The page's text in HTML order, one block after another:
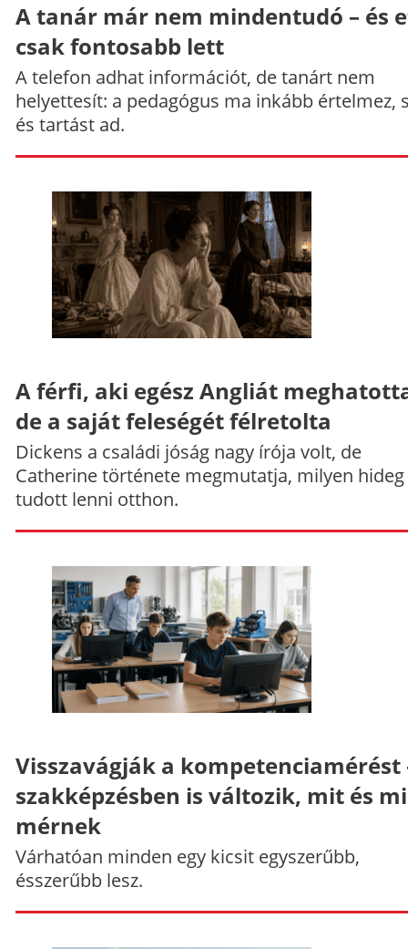
A tanár már nem mindentudó – és
csak fontosabb lett
A telefon adhat információt, de tanárt nem
helyettesít: a pedagógus ma inkább értelmez,
és tartást ad.
A férfi, aki egész Angliát
de a saját feleségét félretolta
Dickens a családi jóság nagy írója volt, de
Catherine története megmutatja, milyen hideg
tudott lenni otthon.
Visszavágják a kompetenciamérést
szakképzésben is változik, mit és
mérnek
Várhatóan minden egy kicsit egyszerűbb,
ésszerűbb lesz.